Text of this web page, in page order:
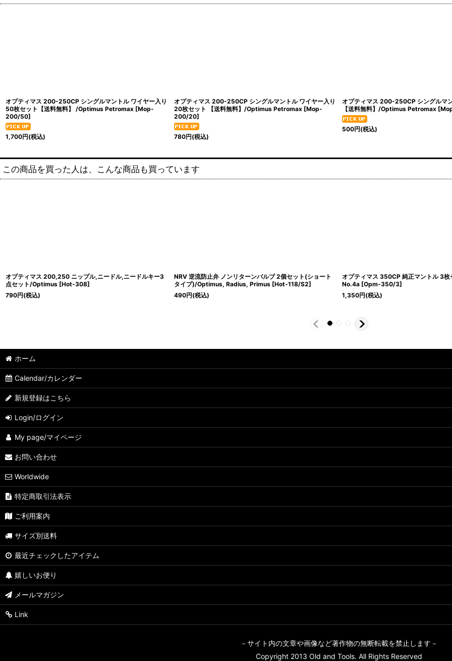
オプティマス 200-250CP シングルマントル ワイヤー入り
50枚セット【送料無料】 /Optimus Petromax [Mop-
200/50]
1,700円(税込)
オプティマス 200-250CP シングルマントル ワイヤー入り
20枚セット 【送料無料】/Optimus Petromax [Mop-
200/20]
780円(税込)
オプティマス 200-250CP シングルマ
【送料無料】/Optimus Petromax [
500円(税込)
この商品を買った人は、こんな商品も買っています
オプティマス 200,250 ニップル,ニードル,ニードルキー3
点セット/Optimus [Hot-308]
790円(税込)
NRV 逆流防止弁 ノンリターンバルブ 2個セット(ショート
タイプ)/Optimus, Radius, Primus [Hot-118/S2]
490円(税込)
オプティマス 350CP 純正マントル 3
No.4a [Opm-350/3]
1,350円(税込)
ホーム
Calendar/カレンダー
新規登録はこちら
Login/ログイン
My page/マイページ
お問い合わせ
Worldwide
特定商取引法表示
ご利用案内
サイズ別送料
最近チェックしたアイテム
嬉しいお便り
メールマガジン
Link
－サイト内の文章や画像など著作物の無断転載を禁止します－
Copyright 2013 Old and Tools. All Rights Reserved